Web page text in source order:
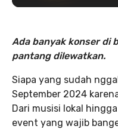
Ada banyak konser di
pantang dilewatkan.
Siapa yang sudah
September 2024
Dari musisi lokal
event yang wajib